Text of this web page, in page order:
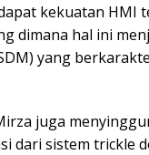
kekuatan HMI
dimana hal ini
yang
juga
dari sistem trickle